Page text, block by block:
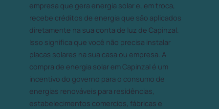
empresa que gera energia solar e, em troca,
recebe créditos de energia que são aplicados
diretamente na sua conta de luz de Capinzal.
Isso significa que você não precisa instalar
placas solares na sua casa ou empresa. A
compra de energia solar em Capinzal é um
incentivo do governo para o consumo de
energias renováveis para residências,
estabelecimentos comercios, fábricas e